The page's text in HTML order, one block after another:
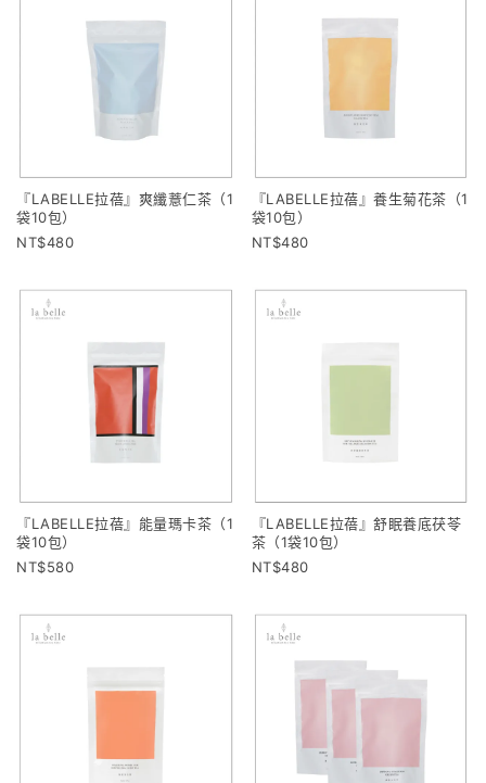
『LABELLE拉蓓』爽纖薏仁茶（1
袋10包）
480
『LABELLE拉蓓』養生菊花茶（1
袋10包）
480
『LABELLE拉蓓』能量瑪卡茶（1
袋10包）
580
『LABELLE拉蓓』舒眠養底茯苓
茶（1袋10包）
480